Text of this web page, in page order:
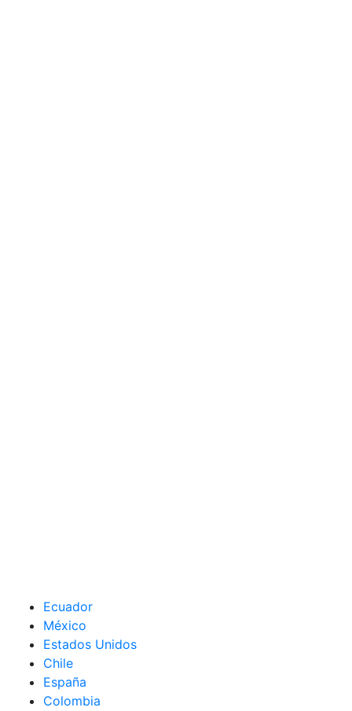
Ecuador
México
Estados Unidos
Chile
España
Colombia